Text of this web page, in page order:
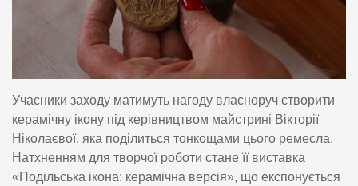
Учасники заходу матимуть нагоду власноруч створити
керамічну ікону під керівництвом майстрині Вікторії
Ніколаєвої, яка поділиться тонкощами цього ремесла.
Натхненням для творчої роботи стане її виставка
«Подільська ікона: керамічна версія», що експонується